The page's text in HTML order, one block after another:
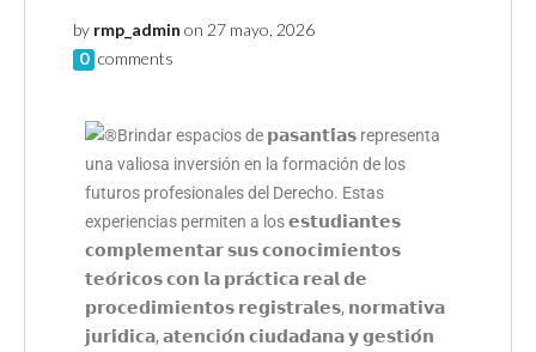
by rmp_admin on 27 mayo, 2026
0 comments
Brindar espacios de 𝗽𝗮𝘀𝗮𝗻𝘁𝗶́𝗮𝘀 representa
una valiosa inversión en la formación de los
futuros profesionales del Derecho. Estas
experiencias permiten a los 𝗲𝘀𝘁𝘂𝗱𝗶𝗮𝗻𝘁𝗲𝘀
𝗰𝗼𝗺𝗽𝗹𝗲𝗺𝗲𝗻𝘁𝗮𝗿 𝘀𝘂𝘀 𝗰𝗼𝗻𝗼𝗰𝗶𝗺𝗶𝗲𝗻𝘁𝗼𝘀
𝘁𝗲𝗼́𝗿𝗶𝗰𝗼𝘀 𝗰𝗼𝗻 𝗹𝗮 𝗽𝗿𝗮́𝗰𝘁𝗶𝗰𝗮 𝗿𝗲𝗮𝗹 𝗱𝗲
𝗽𝗿𝗼𝗰𝗲𝗱𝗶𝗺𝗶𝗲𝗻𝘁𝗼𝘀 𝗿𝗲𝗴𝗶𝘀𝘁𝗿𝗮𝗹𝗲𝘀, 𝗻𝗼𝗿𝗺𝗮𝘁𝗶𝘃𝗮
𝗷𝘂𝗿𝗶́𝗱𝗶𝗰𝗮, 𝗮𝘁𝗲𝗻𝗰𝗶𝗼́𝗻 𝗰𝗶𝘂𝗱𝗮𝗱𝗮𝗻𝗮 𝘆 𝗴𝗲𝘀𝘁𝗶𝗼́𝗻